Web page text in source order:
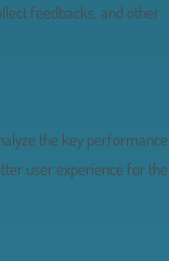
feedbacks, and other
the key performance
user experience for the